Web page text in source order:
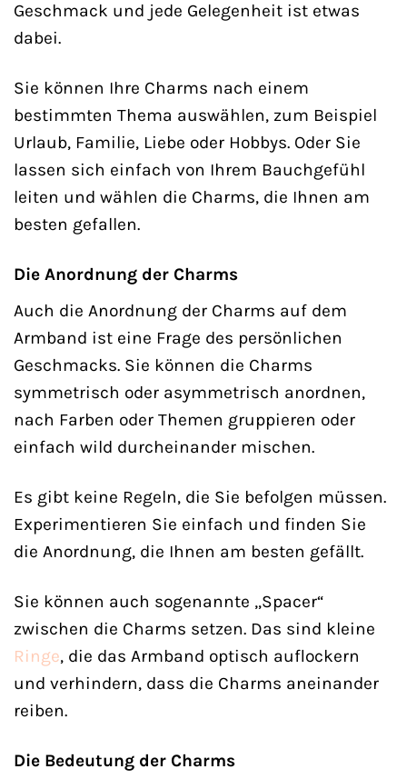
Geschmack und jede Gelegenheit ist etwas
dabei.
Sie können Ihre Charms nach einem
bestimmten Thema auswählen, zum Beispiel
Urlaub, Familie, Liebe oder Hobbys. Oder Sie
lassen sich einfach von Ihrem Bauchgefühl
leiten und wählen die Charms, die Ihnen am
besten gefallen.
Die Anordnung der Charms
Auch die Anordnung der Charms auf dem
Armband ist eine Frage des persönlichen
Geschmacks. Sie können die Charms
symmetrisch oder asymmetrisch anordnen,
nach Farben oder Themen gruppieren oder
einfach wild durcheinander mischen.
Es gibt keine Regeln, die Sie befolgen müssen.
Experimentieren Sie einfach und finden Sie
die Anordnung, die Ihnen am besten gefällt.
Sie können auch sogenannte „Spacer“
zwischen die Charms setzen. Das sind kleine
Ringe, die das Armband optisch auflockern
und verhindern, dass die Charms aneinander
reiben.
Die Bedeutung der Charms